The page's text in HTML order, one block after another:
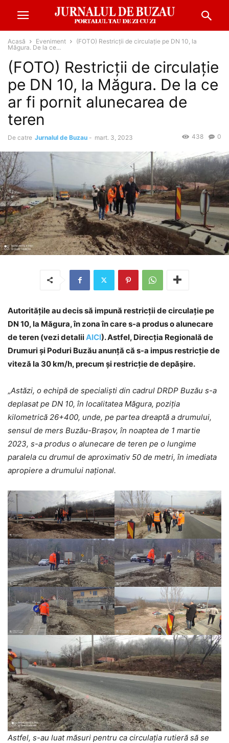
Acasă Eveniment
(FOTO) Restricții de circulație pe DN 10, la
Măgura. De la ce...
(FOTO) Restricții de circulație
pe DN 10, la Măgura. De la ce
ar fi pornit alunecarea de
teren
De catre Jurnalul de Buzau - mart. 3, 2023 0
438
Autoritățile au decis să impună restricții de circulație pe
DN 10, la Măgura, în zona în care s-a produs o alunecare
de teren (vezi detaliiAICI). Astfel, Direcția Regională de
Drumuri și Poduri Buzău anunță că s-a impus restricție de
viteză la 30 km/h, precum și restricție de depășire.
„Astăzi, o echipă de specialiști din cadrul DRDP Buzău s-a
deplasat pe DN 10, în localitatea Măgura, poziția
kilometrică 26+400, unde, pe partea dreaptă a drumului,
sensul de mers Buzău-Brașov, în noaptea de 1 martie
2023, s-a produs o alunecare de teren pe o lungime
paralela cu drumul de aproximativ 50 de metri, în imediata
apropiere a drumului național.
Astfel, s-au luat măsuri pentru ca circulația rutieră să se